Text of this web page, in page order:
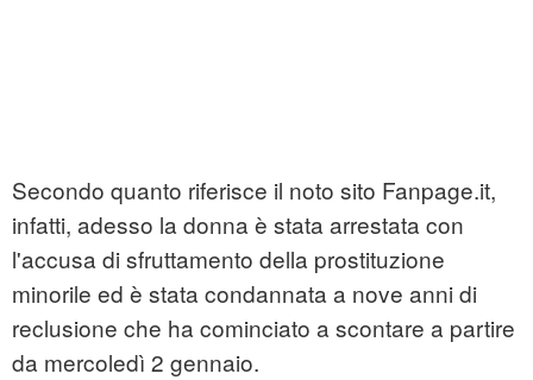
Secondo quanto riferisce il noto sito Fanpage.it,
infatti, adesso la donna è stata arrestata con
l'accusa di sfruttamento della prostituzione
minorile ed è stata condannata a nove anni di
reclusione che ha cominciato a scontare a partire
da mercoledì 2 gennaio.